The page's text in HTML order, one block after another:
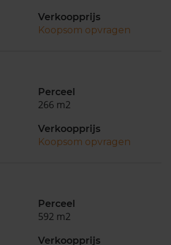
Verkoopprijs
Koopsom opvragen
Perceel
266 m2
Verkoopprijs
Koopsom opvragen
Perceel
592 m2
Verkoopprijs